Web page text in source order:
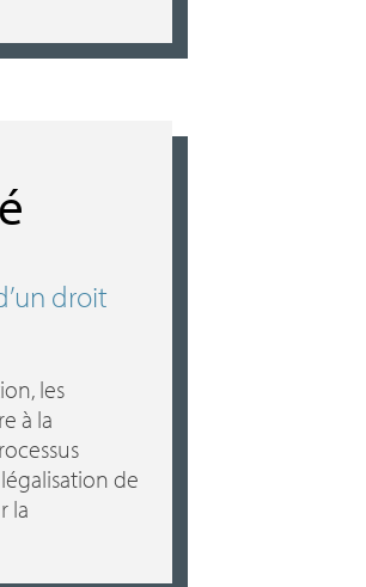
droit
les
à la
de
la